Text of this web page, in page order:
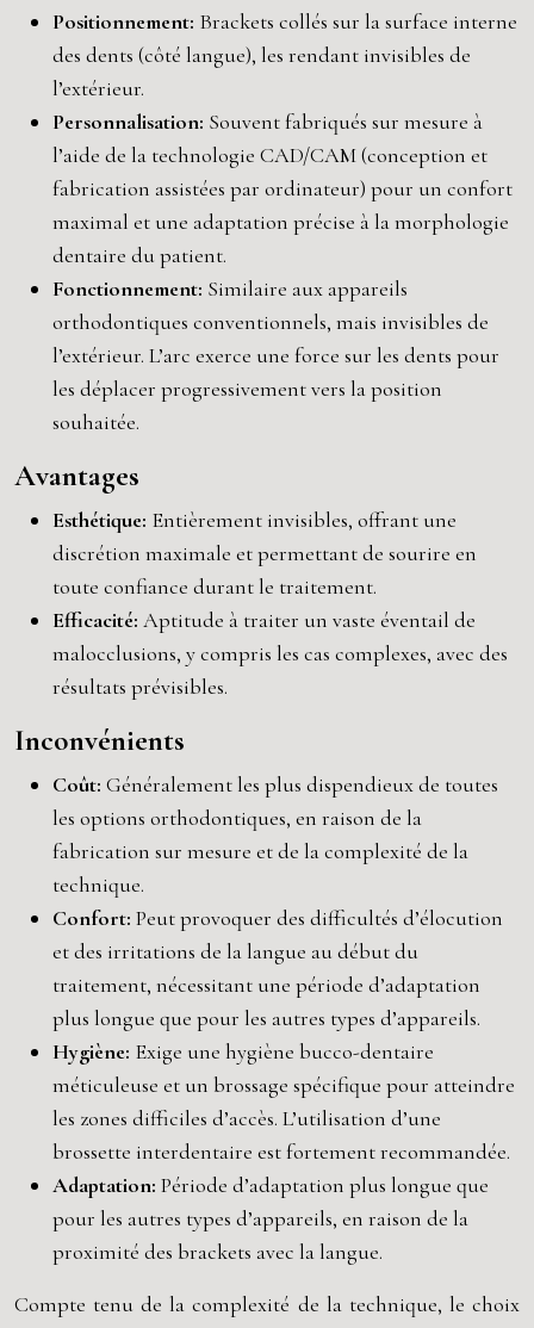
Positionnement: Brackets collés sur la surface interne
des dents (côté langue), les rendant invisibles de
l’extérieur.
Personnalisation: Souvent fabriqués sur mesure à
l’aide de la technologie CAD/CAM (conception et
fabrication assistées par ordinateur) pour un confort
maximal et une adaptation précise à la morphologie
dentaire du patient.
Fonctionnement: Similaire aux appareils
orthodontiques conventionnels, mais invisibles de
l’extérieur. L’arc exerce une force sur les dents pour
les déplacer progressivement vers la position
souhaitée.
Avantages
Esthétique: Entièrement invisibles, offrant une
discrétion maximale et permettant de sourire en
toute confiance durant le traitement.
Efficacité: Aptitude à traiter un vaste éventail de
malocclusions, y compris les cas complexes, avec des
résultats prévisibles.
Inconvénients
Coût: Généralement les plus dispendieux de toutes
les options orthodontiques, en raison de la
fabrication sur mesure et de la complexité de la
technique.
Confort: Peut provoquer des difficultés d’élocution
et des irritations de la langue au début du
traitement, nécessitant une période d’adaptation
plus longue que pour les autres types d’appareils.
Hygiène: Exige une hygiène bucco-dentaire
méticuleuse et un brossage spécifique pour atteindre
les zones difficiles d’accès. L’utilisation d’une
brossette interdentaire est fortement recommandée.
Adaptation: Période d’adaptation plus longue que
pour les autres types d’appareils, en raison de la
proximité des brackets avec la langue.
Compte tenu de la complexité de la technique, le choix